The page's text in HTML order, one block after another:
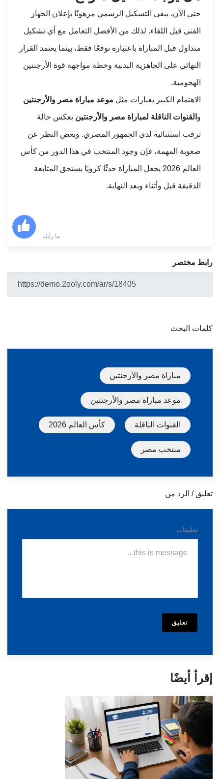
حتى الآن، يبقى التشكيل الرسمي مرهونًا بإعلان الجهاز
الفني قبل اللقاء. لذلك من الأفضل التعامل مع أي تشكيل
متداول قبل المباراة باعتباره توقعًا فقط، بينما يعتمد القرار
النهائي على الجاهزية البدنية وخطة مواجهة قوة الأرجنتين
الهجومية.
الاهتمام الكبير بعبارات مثل موعد مباراة مصر والأرجنتين
و القنوات الناقلة لمباراة مصر والأرجنتين يعكس حالة
ترقب استثنائية لدى الجمهور المصري. وبغض النظر عن
صعوبة المهمة، فإن وجود المنتخب في هذا الدور من كأس
العالم 2026 يجعل المباراة حدثًا كرويًا يستحق المتابعة
الدقيقة قبل وأثناء وبعد النهاية.
ما رأيك
رابط مختصر
كلمات البحث
مباراة مصر والأرجنتين
موعد مباراة مصر والأرجنتين
القنوات الناقلة كأس العالم 2026
منتخب مصر
تعليق / الرد من
تعليقات
تعليق
إقرأ أيضًا